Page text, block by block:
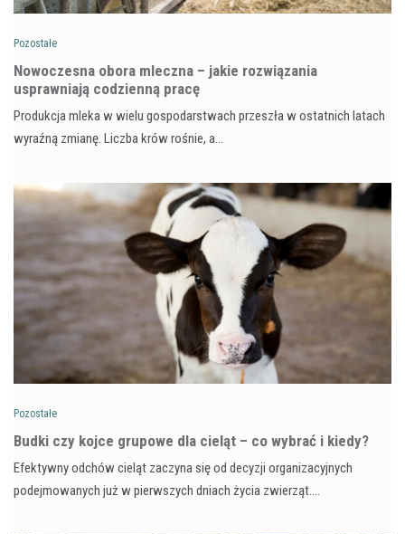
Pozostałe
Nowoczesna obora mleczna – jakie rozwiązania
usprawniają codzienną pracę
Produkcja mleka w wielu gospodarstwach przeszła w ostatnich latach
wyraźną zmianę. Liczba krów rośnie, a…
Pozostałe
Budki czy kojce grupowe dla cieląt – co wybrać i kiedy?
Efektywny odchów cieląt zaczyna się od decyzji organizacyjnych
podejmowanych już w pierwszych dniach życia zwierząt.…